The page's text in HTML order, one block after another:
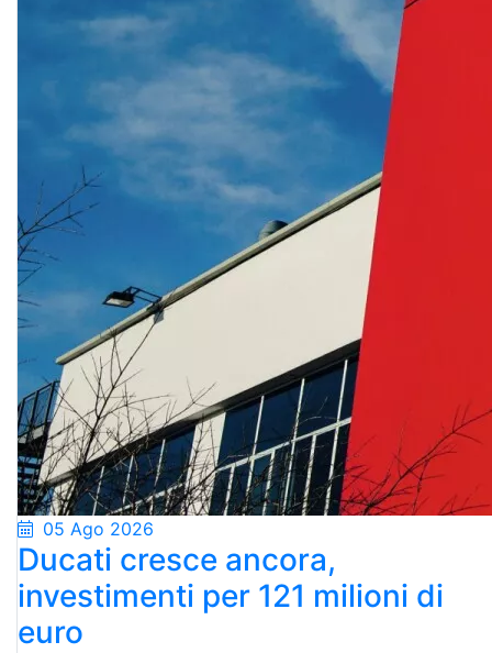
05 Ago 2026
Ducati cresce ancora,
investimenti per 121 milioni di
euro